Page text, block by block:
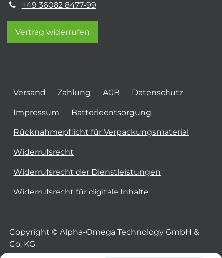
+49 36082 8477-99
Vertrag widerrufen
Versand Zahlung AGB Datenschutz
Impressum Batterieentsorgung
Rücknahmepflicht für Verpackungsmaterial
Widerrufsrecht
Widerrufsrecht der Dienstleistungen
Widerrufsrecht für digitale Inhalte
Copyright © Alpha-Omega Technology GmbH &
Co. KG